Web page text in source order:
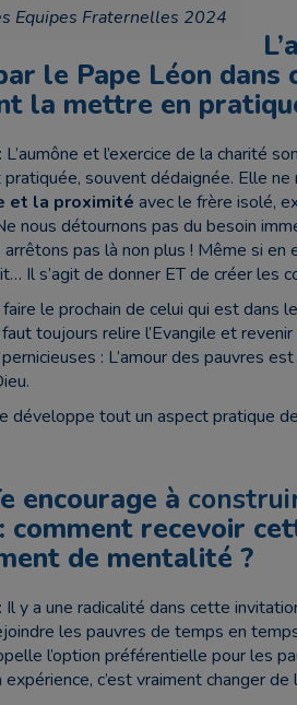
Equipes Fraternelles 2024
le Pape Léon
la mettre en
et l’exercice de la charité
souvent dédaignée. Elle
et la proximité avec le frère isolé,
nous détournons pas du besoin
arrêtons pas là non plus ! Même si
Il s’agit de donner ET de créer les
le prochain de celui qui est dans
toujours relire l’Evangile et revenir
: L’amour des pauvres
développe tout un aspect pratique
encourage à
: comment recevoir
de mentalité ?
Il y a une radicalité dans cette
les pauvres de temps en
l’option préférentielle pour les
c’est vraiment changer de